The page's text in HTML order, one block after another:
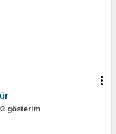
more_vert
gösterim